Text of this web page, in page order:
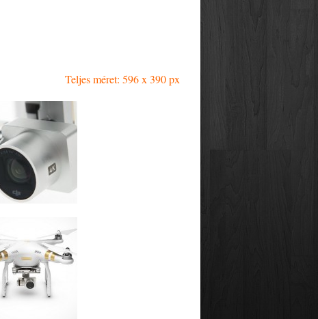
Teljes méret: 596 x 390 px